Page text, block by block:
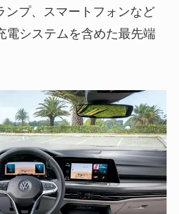
ンプ、スマートフォンなど
電システムを含めた最先端